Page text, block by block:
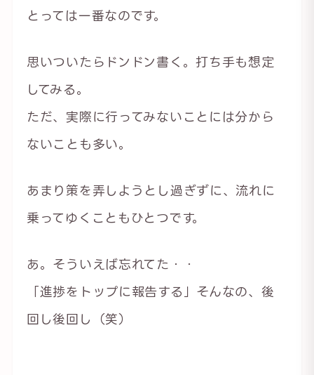
とっては一番なのです。
思いついたらドンドン書く。打ち手も想定
してみる。
ただ、実際に行ってみないことには分から
ないことも多い。
あまり策を弄しようとし過ぎずに、流れに
乗ってゆくこともひとつです。
あ。そういえば忘れてた・・
「進捗をトップに報告する」そんなの、後
回し後回し（笑）